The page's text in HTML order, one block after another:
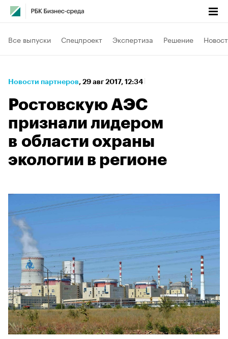
Все выпуски Спецпроект Экспертиза Решение
Новости партнеров⁠, 29 авг 2017, 12:34
Ростовскую АЭС
признали лидером
в области охраны
экологии в регионе